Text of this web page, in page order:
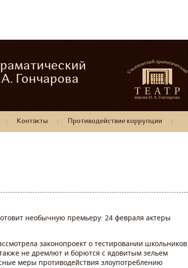
Гончарова
Контакты Противодействие коррупции
необычную премьеру: 24 февраля актеры
законопроект о тестировании школьников
не дремлют и борются с ядовитым зельем
меры противодействия злоупотреблению